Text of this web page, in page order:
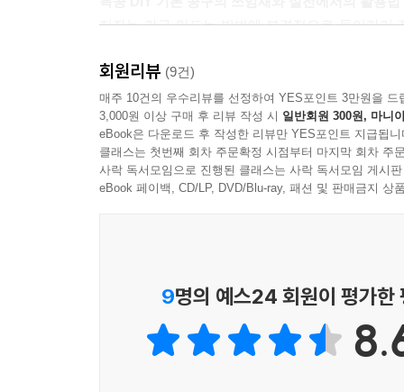
저자는 가구 만드는 방법에 본격적으로 들어가기
보호용품, 친환경 도장 마감재, 다양한 부자재
소개하였다.
공간박스부터 책상까지 난이도별로 구성한 가구
책만 보고서도 초보자들이 쉽게 가구를 만들
전달하였다. 공구 사용이 서툰 초보자에게 먼
삼십대에 가구 디자이너를 꿈꾸며 목공을 배우
본인의 경험을 토대로 공방 창업에 참조가 될
이들에게 많은 시사점을 던져준다.
회원리뷰 (9건)
매주 10건의 우수리뷰를 선정하여 YES포인트 3만원을 드
3,000원 이상 구매 후 리뷰 작성 시 일반회원 300원, 마니
eBook은 다운로드 후 작성한 리뷰만 YES포인트 지급됩니
클래스는 첫번째 회차 주문확정 시점부터 마지막 회차 주
사락 독서모임으로 진행된 클래스는 사락 독서모임 게시
eBook 페이백, CD/LP, DVD/Blu-ray, 패션 및 판매금지 상
9명의 예스24 회원이 평가한